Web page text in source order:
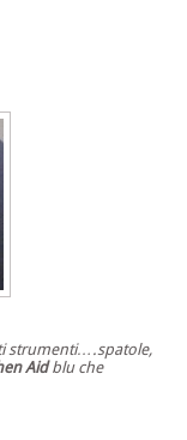
strumenti….spatole,
Aidblu che